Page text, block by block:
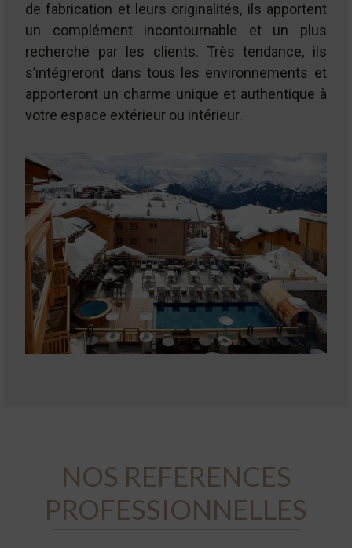
de fabrication et leurs originalités, ils apportent
un complément incontournable et un plus
recherché par les clients. Très tendance, ils
s’intégreront dans tous les environnements et
apporteront un charme unique et authentique à
votre espace extérieur ou intérieur.
NOS REFERENCES
PROFESSIONNELLES